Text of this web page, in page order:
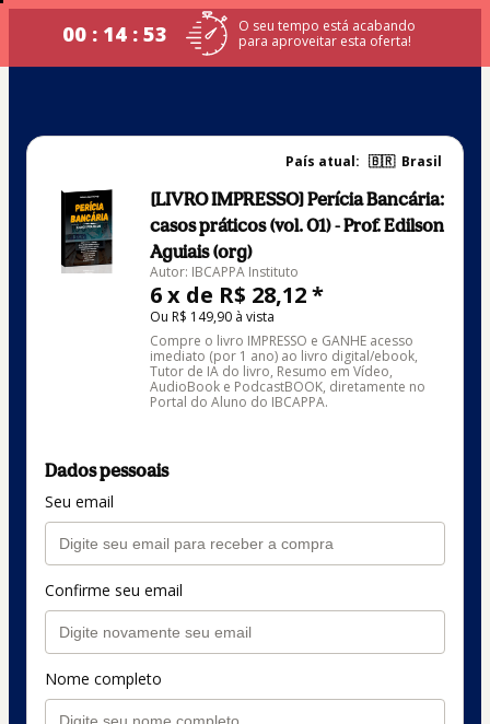
00 : 14 : 53
O seu tempo está acabando
para aproveitar esta oferta!
País atual: 🇧🇷 Brasil
[LIVRO IMPRESSO] Perícia Bancária:
casos práticos (vol. 01) - Prof. Edilson
Aguiais (org)
Autor: IBCAPPA Instituto
6 x de R$ 28,12 *
Ou R$ 149,90 à vista
Compre o livro IMPRESSO e GANHE acesso
imediato (por 1 ano) ao livro digital/ebook,
Tutor de IA do livro, Resumo em Vídeo,
AudioBook e PodcastBOOK, diretamente no
Portal do Aluno do IBCAPPA.
Dados pessoais
Seu email
Confirme seu email
Nome completo